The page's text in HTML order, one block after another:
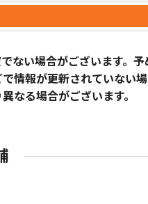
ない場合がございます。
情報が更新されていない
なる場合がございます。